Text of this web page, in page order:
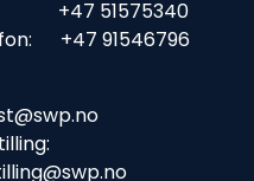
+47 51575340
+47 91546796